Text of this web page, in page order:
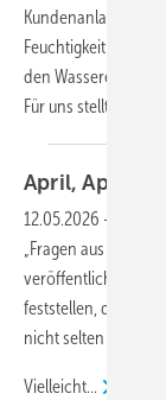
Kundenanlage, die
Feuchtigkeit im
den Wassereintritt
Für uns stellt sich
April,April
12.05.2026 -
„Fragen aus der
veröffentlicht.
feststellen, dass die
nicht selten überholt.
Vielleicht...